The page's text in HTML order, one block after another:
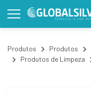
Produtos Produtos
Produtos de Limpeza